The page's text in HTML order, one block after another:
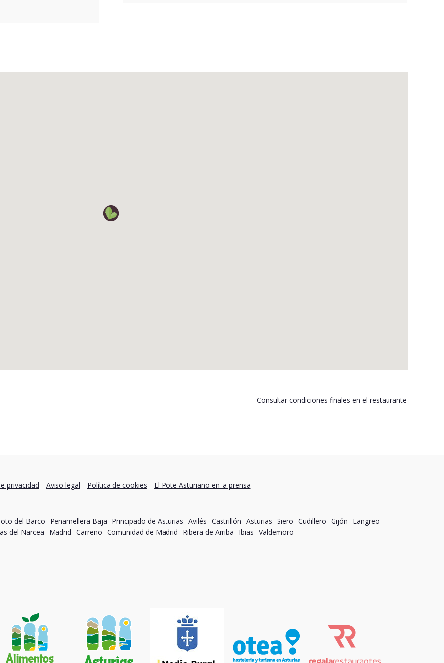
Consultar condiciones finales en el restaurante
privacidad Aviso legal Política de cookies El Pote Asturiano en la prensa
del Barco Peñamellera Baja Principado de Asturias Avilés Castrillón Asturias Siero Cudillero Gijón
Langreo
del Narcea Madrid Carreño Comunidad de Madrid Ribera de Arriba Ibias Valdemoro